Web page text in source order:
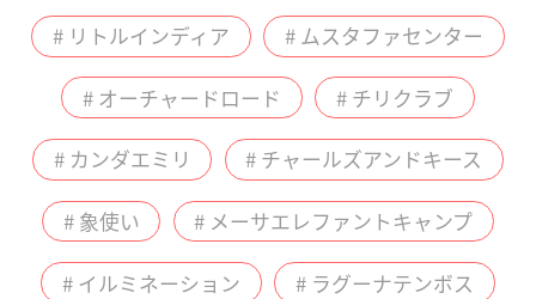
# リトルインディア # ムスタファセンター
# オーチャードロード # チリクラブ
# カンダエミリ # チャールズアンドキース
# 象使い # メーサエレファントキャンプ
# イルミネーション # ラグーナテンボス